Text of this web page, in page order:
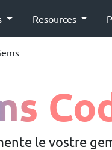
Resources
le vostre